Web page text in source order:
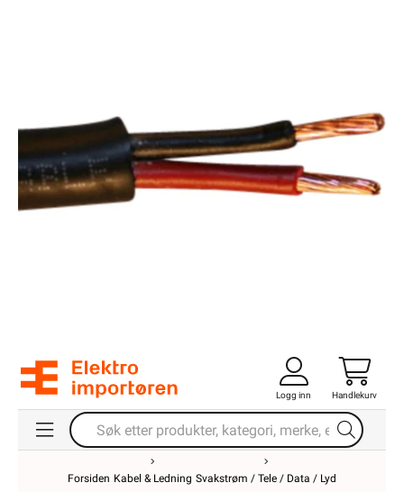
Logg inn Handlekurv
Forsiden Kabel & Ledning Svakstrøm / Tele / Data / Lyd